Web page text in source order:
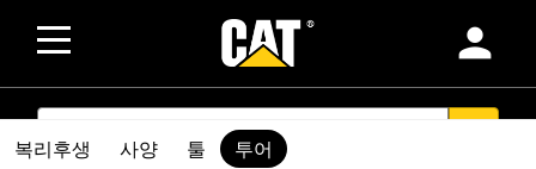
person
SEARCH
복리후생 사양 툴 투어